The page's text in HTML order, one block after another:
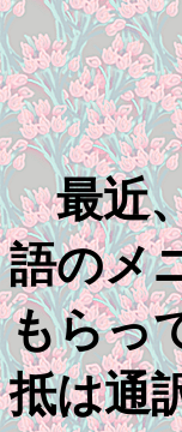
最近、
語のメ
もらっ
抵は通